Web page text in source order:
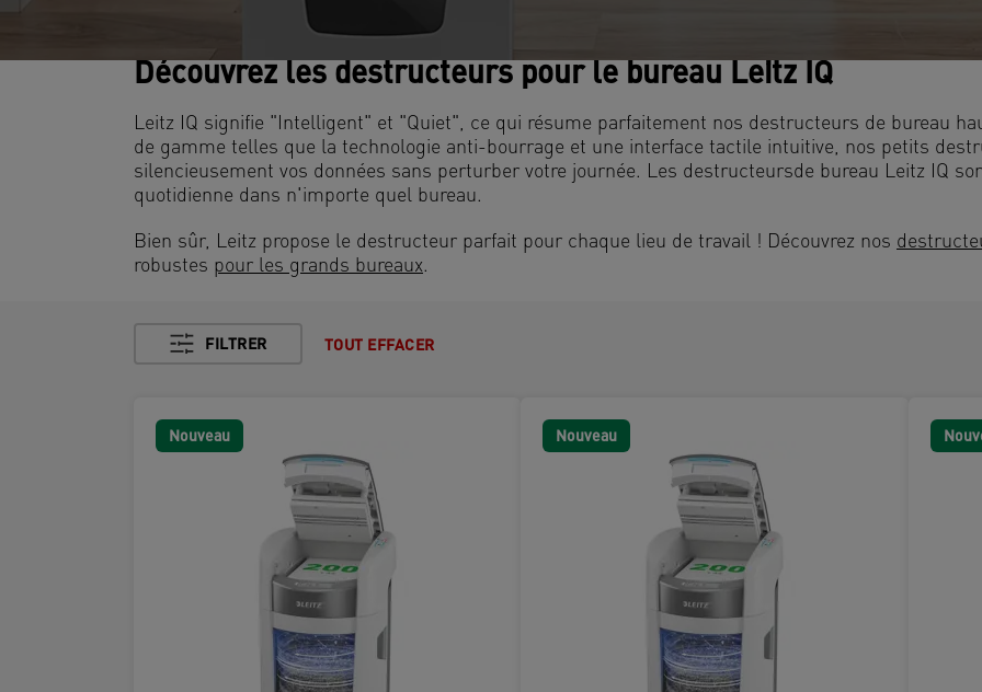
Découvrez les destructeurs pour le bureau Leitz IQ
Leitz IQ signifie "Intelligent" et "Quiet", ce qui résume parfaitement nos destructeurs de bureau
de gamme telles que la technologie anti-bourrage et une interface tactile intuitive, nos petits
silencieusement vos données sans perturber votre journée. Les destructeursde bureau Leitz IQ
quotidienne dans n'importe quel bureau.
Bien sûr, Leitz propose le destructeur parfait pour chaque lieu de travail ! Découvrez nos
robustes pour les grands bureaux.
FILTRER TOUT EFFACER
Nouveau Nouveau